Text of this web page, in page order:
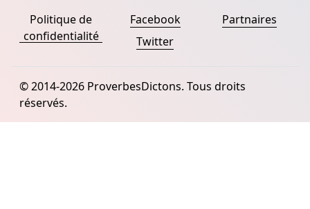
Politique de
confidentialité
Facebook
Twitter
Partnaires
© 2014-2026 ProverbesDictons. Tous droits
réservés.